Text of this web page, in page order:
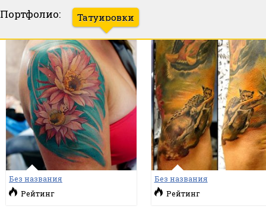
Портфолио: Татуировки
Без названия
Рейтинг
Без названия
Рейтинг